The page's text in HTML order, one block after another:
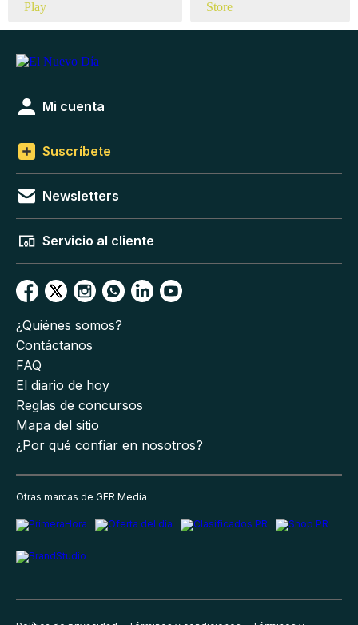
Mi cuenta
Suscríbete
Newsletters
Servicio al cliente
¿Quiénes somos?
Contáctanos
FAQ
El diario de hoy
Reglas de concursos
Mapa del sitio
¿Por qué confiar en nosotros?
Otras marcas de GFR Media